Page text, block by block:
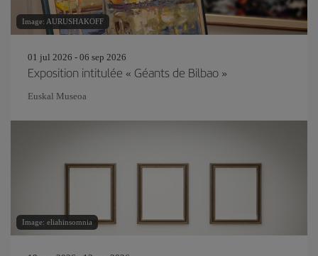
Image: AURUSHAKOFF
01 jul 2026 - 06 sep 2026
Exposition intitulée « Géants de Bilbao »
Euskal Museoa
Image: eliahinsomnia